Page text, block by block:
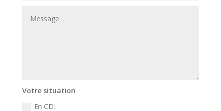
Votre situation
En CDI